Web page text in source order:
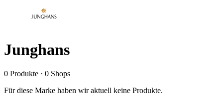
Junghans
0 Produkte · 0 Shops
Für diese Marke haben wir aktuell keine Produkte.